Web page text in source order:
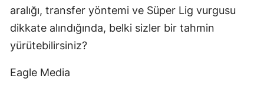
aralığı, transfer yöntemi ve Süper Lig vurgusu
dikkate alındığında, belki sizler bir tahmin
yürütebilirsiniz?
Eagle Media